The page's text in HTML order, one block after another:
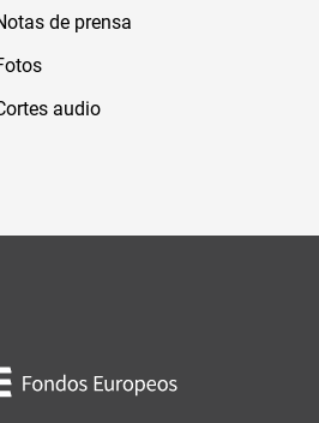
de prensa
audio